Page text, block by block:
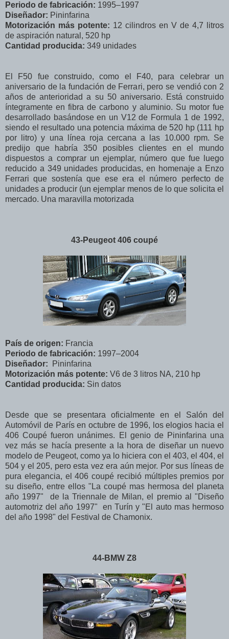
Periodo de fabricación: 1995–1997
Diseñador: Pininfarina
Motorización más potente: 12 cilindros en V de 4,7 litros
de aspiración natural, 520 hp
Cantidad producida: 349 unidades
El F50 fue construido, como el F40, para celebrar un
aniversario de la fundación de Ferrari, pero se vendió con 2
años de anterioridad a su 50 aniversario. Está construido
íntegramente en fibra de carbono y aluminio. Su motor fue
desarrollado basándose en un V12 de Formula 1 de 1992,
siendo el resultado una potencia máxima de 520 hp (111 hp
por litro) y una línea roja cercana a las 10.000 rpm. Se
predijo que habría 350 posibles clientes en el mundo
dispuestos a comprar un ejemplar, número que fue luego
reducido a 349 unidades producidas, en homenaje a Enzo
Ferrari que sostenía que ese era el número perfecto de
unidades a producir (un ejemplar menos de lo que solicita el
mercado. Una maravilla motorizada
43-Peugeot 406 coupé
País de origen: Francia
Periodo de fabricación: 1997–2004
Diseñador: Pininfarina
Motorización más potente: V6 de 3 litros NA, 210 hp
Cantidad producida: Sin datos
Desde que se presentara oficialmente en el Salón del
Automóvil de París en octubre de 1996, los elogios hacia el
406 Coupé fueron unánimes. El genio de Pininfarina una
vez más se hacía presente a la hora de diseñar un nuevo
modelo de Peugeot, como ya lo hiciera con el 403, el 404, el
504 y el 205, pero esta vez era aún mejor. Por sus líneas de
pura elegancia, el 406 coupé recibió múltiples premios por
su diseño, entre ellos "La coupé mas hermosa del planeta
año 1997"
de la Triennale de Milan,el premio al "Diseño
automotriz del año 1997" en Turín y "El auto mas hermoso
del año 1998" del Festival de Chamonix.
44-BMW Z8